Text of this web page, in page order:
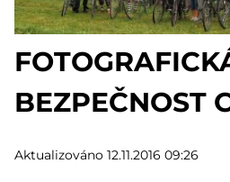
BEZPEČNOST
Aktualizováno 12.11.2016 09:26